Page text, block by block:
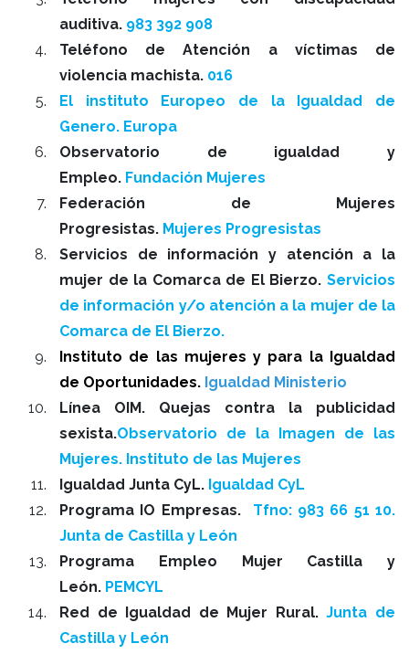
auditiva. 983 392 908
Teléfono de Atención a víctimas de
violencia machista. 016
El instituto Europeo de la Igualdad de
Genero. Europa
Observatorio de igualdad y
Empleo. Fundación Mujeres
Federación de Mujeres
Progresistas. Mujeres Progresistas
Servicios de información y atención a la
mujer de la Comarca de El Bierzo. Servicios
de información y/o atención a la mujer de la
Comarca de El Bierzo.
Instituto de las mujeres y para la Igualdad
de Oportunidades. Igualdad Ministerio
Línea OIM. Quejas contra la publicidad
sexista.Observatorio de la Imagen de las
Mujeres. Instituto de las Mujeres
Igualdad Junta CyL. Igualdad CyL
Programa IO Empresas.
Tfno: 983 66 51 10.
Junta de Castilla y León
Programa Empleo Mujer Castilla y
León. PEMCYL
Red de Igualdad de Mujer Rural.Junta de
Castilla y León